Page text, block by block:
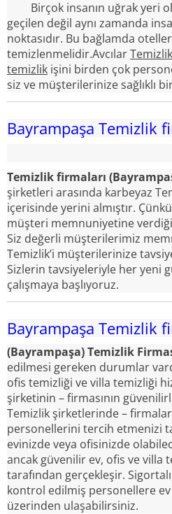
Birçok insanın uğrak yeri
geçilen değil aynı zamanda
noktasıdır. Bu bağlamda
temizlenmelidir.Avcılar
temizlik işini birden çok
siz ve müşterilerinize sağlıklı
Bayrampaşa Temizlik
Temizlik firmaları
şirketleri arasında karbeyaz
içerisinde yerini almıştır.
müşteri memnuniyetine
Siz değerli müşterilerimiz
Temizlik’i müşterilerinize
Sizlerin tavsiyeleriyle her yeni
çalışmaya başlıyoruz.
Bayrampaşa Temizlik
(Bayrampaşa) Temizlik
edilmesi gereken durumlar
ofis temizliği ve villa temizliği
şirketinin – firmasının
Temizlik şirketlerinde –
personellerini tercih etmenizi
evinizde veya ofisinizde
ancak güvenilir ev, ofis ve villa
tarafından gerçekleşir.
kontrol edilmiş personellere
üzerinden ulaşabilirsiniz.